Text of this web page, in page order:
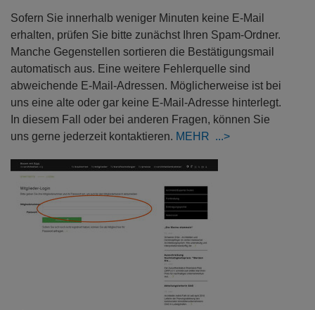
Sofern Sie innerhalb weniger Minuten keine E-Mail
erhalten, prüfen Sie bitte zunächst Ihren Spam-Ordner.
Manche Gegenstellen sortieren die Bestätigungsmail
automatisch aus. Eine weitere Fehlerquelle sind
abweichende E-Mail-Adressen. Möglicherweise ist bei
uns eine alte oder gar keine E-Mail-Adresse hinterlegt.
In diesem Fall oder bei anderen Fragen, können Sie
uns gerne jederzeit kontaktieren. MEHR